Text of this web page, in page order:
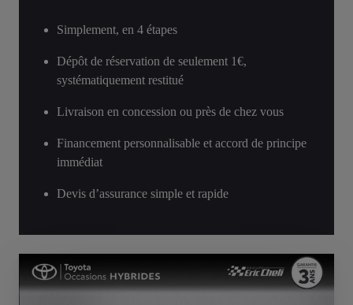
Simplement, en 4 étapes
Dépôt de réservation de seulement 1€,
systématiquement restitué
Livraison en concession ou près de chez vous
Financement personnalisable et accord de principe
immédiat
Devis d’assurance simple et rapide